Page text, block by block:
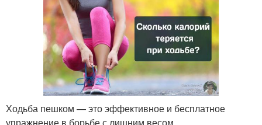
Ходьба пешком — это эффективное и бесплатное